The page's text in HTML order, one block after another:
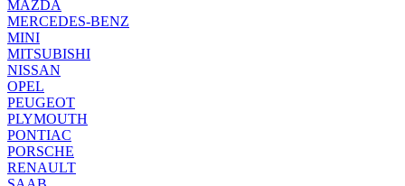
MAZDA
MERCEDES-BENZ
MINI
MITSUBISHI
NISSAN
OPEL
PEUGEOT
PLYMOUTH
PONTIAC
PORSCHE
RENAULT